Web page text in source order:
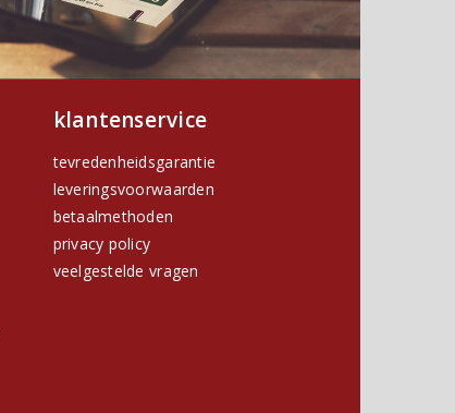
klantenservice
tevredenheidsgarantie
leveringsvoorwaarden
betaalmethoden
privacy policy
veelgestelde vragen